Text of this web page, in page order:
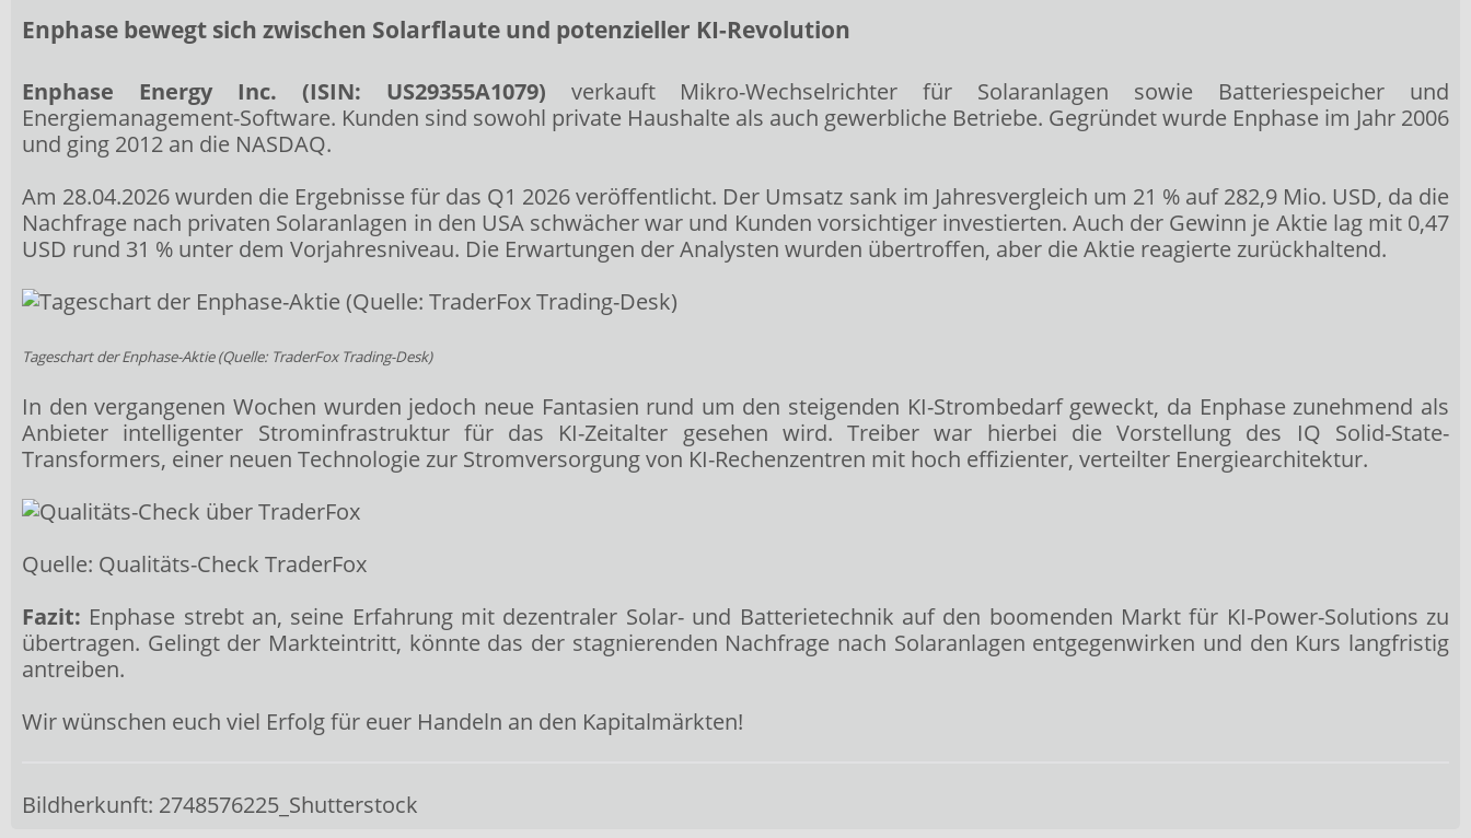
Enphase bewegt sich zwischen Solarflaute und potenzieller KI-Revolution
Enphase Energy Inc. (ISIN: US29355A1079) verkauft Mikro-Wechselrichter für Solaranlagen sowie Batteriespeicher und
Energiemanagement-Software. Kunden sind sowohl private Haushalte als auch gewerbliche Betriebe. Gegründet wurde Enphase im Jahr 2006
und ging 2012 an die NASDAQ.
Am 28.04.2026 wurden die Ergebnisse für das Q1 2026 veröffentlicht. Der Umsatz sank im Jahresvergleich um 21 % auf 282,9 Mio. USD, da die
Nachfrage nach privaten Solaranlagen in den USA schwächer war und Kunden vorsichtiger investierten. Auch der Gewinn je Aktie lag mit 0,47
USD rund 31 % unter dem Vorjahresniveau. Die Erwartungen der Analysten wurden übertroffen, aber die Aktie reagierte zurückhaltend.
Tageschart der Enphase-Aktie (Quelle: TraderFox Trading-Desk)
In den vergangenen Wochen wurden jedoch neue Fantasien rund um den steigenden KI-Strombedarf geweckt, da Enphase zunehmend als
Anbieter intelligenter Strominfrastruktur für das KI-Zeitalter gesehen wird. Treiber war hierbei die Vorstellung des IQ Solid-State-
Transformers, einer neuen Technologie zur Stromversorgung von KI-Rechenzentren mit hoch effizienter, verteilter Energiearchitektur.
Quelle: Qualitäts-Check TraderFox
Fazit: Enphase strebt an, seine Erfahrung mit dezentraler Solar- und Batterietechnik auf den boomenden Markt für KI-Power-Solutions zu
übertragen. Gelingt der Markteintritt, könnte das der stagnierenden Nachfrage nach Solaranlagen entgegenwirken und den Kurs langfristig
antreiben.
Wir wünschen euch viel Erfolg für euer Handeln an den Kapitalmärkten!
Bildherkunft: 2748576225_Shutterstock